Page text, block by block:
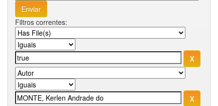
Filtros correntes: